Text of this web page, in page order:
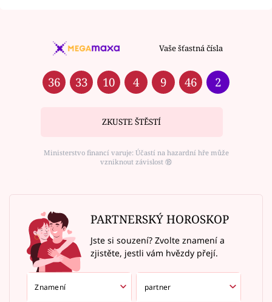
Vaše šťastná čísla
36 33 10 4 9 46 2
ZKUSTE ŠTĚSTÍ
Ministerstvo financí varuje: Účastí na hazardní hře může
vzniknout závislost ⑱
PARTNERSKÝ HOROSKOP
Jste si souzení? Zvolte znamení a
zjistěte, jestli vám hvězdy přejí.